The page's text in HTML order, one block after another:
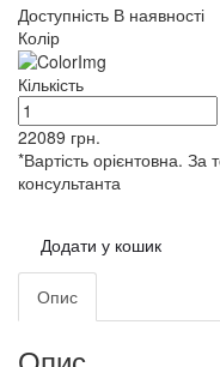
Доступність В наявності
Колір
Кількість
22089 грн.
*Вартість орієнтовна.
консультанта
Додати у кошик
Опис